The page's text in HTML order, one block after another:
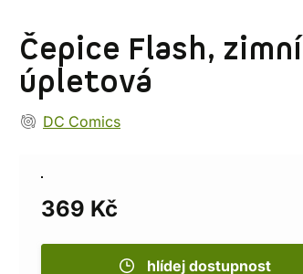
Čepice Flash, zimní
úpletová
DC Comics
369 Kč
hlídej dostupnost